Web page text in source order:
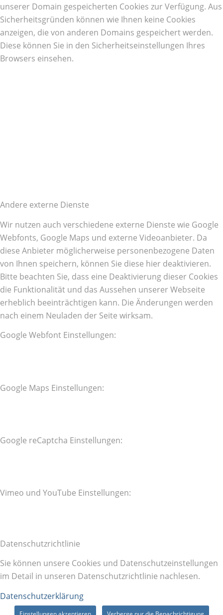
unserer Domain gespeicherten Cookies zur Verfügung. Aus
Sicherheitsgründen können wie Ihnen keine Cookies
anzeigen, die von anderen Domains gespeichert werden.
Diese können Sie in den Sicherheitseinstellungen Ihres
Browsers einsehen.
Andere externe Dienste
Wir nutzen auch verschiedene externe Dienste wie Google
Webfonts, Google Maps und externe Videoanbieter. Da
diese Anbieter möglicherweise personenbezogene Daten
von Ihnen speichern, können Sie diese hier deaktivieren.
Bitte beachten Sie, dass eine Deaktivierung dieser Cookies
die Funktionalität und das Aussehen unserer Webseite
erheblich beeinträchtigen kann. Die Änderungen werden
nach einem Neuladen der Seite wirksam.
Google Webfont Einstellungen:
Google Maps Einstellungen:
Google reCaptcha Einstellungen:
Vimeo und YouTube Einstellungen:
Datenschutzrichtlinie
Sie können unsere Cookies und Datenschutzeinstellungen
im Detail in unseren Datenschutzrichtlinie nachlesen.
Datenschutzerklärung